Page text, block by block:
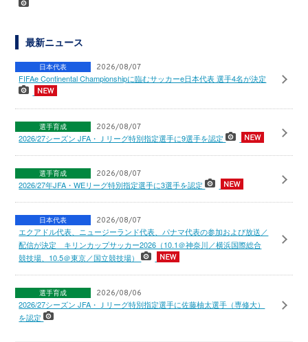
最新ニュース
日本代表 2026/08/07
FIFAe Continental Championshipに臨むサッカーe日本代表 選手4名が決定
選手育成 2026/08/07
2026/27シーズン JFA・Ｊリーグ特別指定選手に9選手を認定
選手育成 2026/08/07
2026/27年JFA・WEリーグ特別指定選手に3選手を認定
日本代表 2026/08/07
エクアドル代表、ニュージーランド代表、パナマ代表の参加および放送／
配信が決定 キリンカップサッカー2026（10.1＠神奈川／横浜国際総合
競技場、10.5＠東京／国立競技場）
選手育成 2026/08/06
2026/27シーズン JFA・Ｊリーグ特別指定選手に佐藤柚太選手（専修大）
を認定